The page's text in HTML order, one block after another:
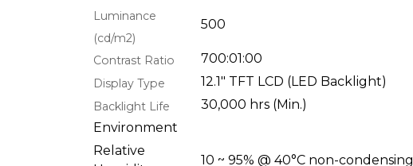
Luminance
(cd/m2)
500
Contrast Ratio 700:01:00
Display Type 12.1" TFT LCD (LED Backlight)
Backlight Life
30,000 hrs (Min.)
Environment
Relative
10 ~ 95% @ 40°C non-condensing